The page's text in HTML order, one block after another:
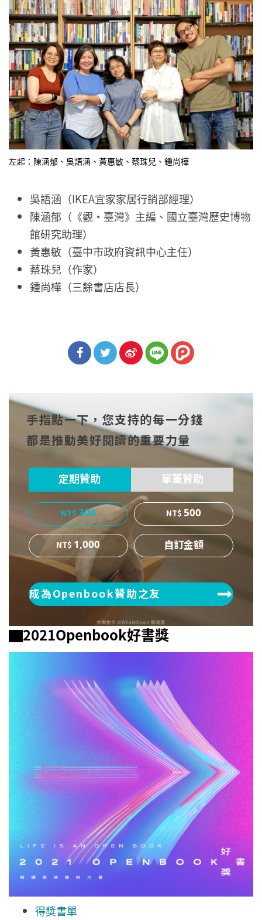
左起：陳涵郁、吳語涵、黃惠敏、蔡珠兒、鍾尚樺
吳語涵（IKEA宜家家居行銷部經理）
陳涵郁（《觀‧臺灣》主編、國立臺灣歷史博物
館研究助理）
黃惠敏（臺中市政府資訊中心主任）
蔡珠兒（作家）
鍾尚樺（三餘書店店長）
cebo
ok
witt
er
博
手指點一下，您支持的每一分錢
都是推動美好閱讀的重要力量
定期贊助 單筆贊助
300
500
1,000
成為Openbook贊助之友
▇2021Openbook好書獎
得獎書單